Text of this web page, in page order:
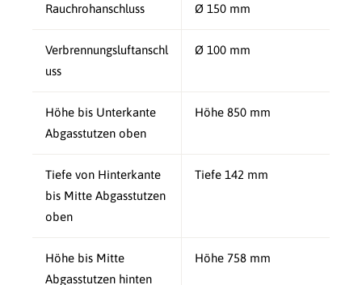
Rauchrohanschluss Ø 150 mm
Verbrennungsluftanschl
uss
Ø 100 mm
Höhe bis Unterkante
Abgasstutzen oben
Höhe 850 mm
Tiefe von Hinterkante
bis Mitte Abgasstutzen
oben
Tiefe 142 mm
Höhe bis Mitte
Abgasstutzen hinten
Höhe 758 mm